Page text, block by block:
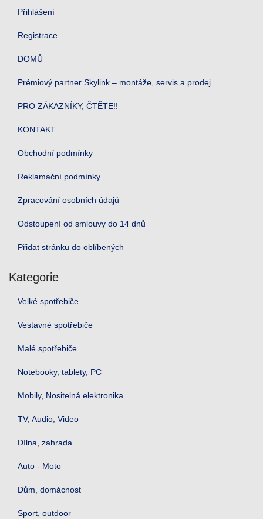
Přihlášení
Registrace
DOMŮ
Prémiový partner Skylink – montáže, servis a prodej
PRO ZÁKAZNÍKY, ČTĚTE!!
KONTAKT
Obchodní podmínky
Reklamační podmínky
Zpracování osobních údajů
Odstoupení od smlouvy do 14 dnů
Přidat stránku do oblíbených
Kategorie
Velké spotřebiče
Vestavné spotřebiče
Malé spotřebiče
Notebooky, tablety, PC
Mobily, Nositelná elektronika
TV, Audio, Video
Dílna, zahrada
Auto - Moto
Dům, domácnost
Sport, outdoor